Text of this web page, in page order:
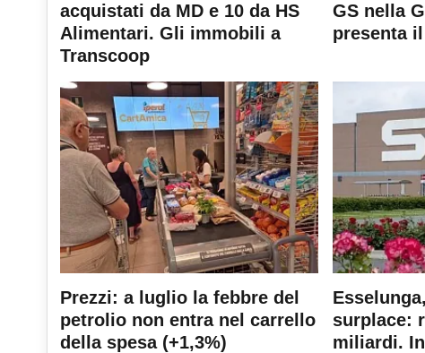
acquistati da MD e 10 da HS
Alimentari. Gli immobili a
Transcoop
GS nella
presenta
Prezzi: a luglio la febbre del
petrolio non entra nel carrello
della spesa (+1,3%)
surplace:
miliardi.